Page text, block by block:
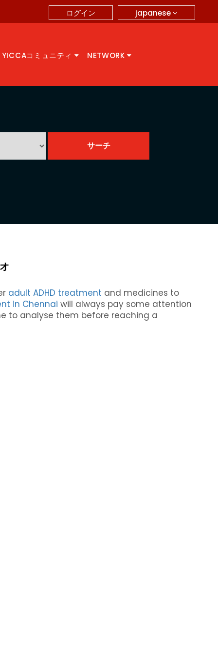
japanese
ログイン
YICCAコミュニティ NETWORK
adult ADHD treatment and medicines to
in Chennai will always pay some attention
to analyse them before reaching a